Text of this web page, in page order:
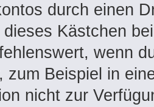
durch einen
dieses Kästchen
wenn
zum Beispiel in
nicht zur